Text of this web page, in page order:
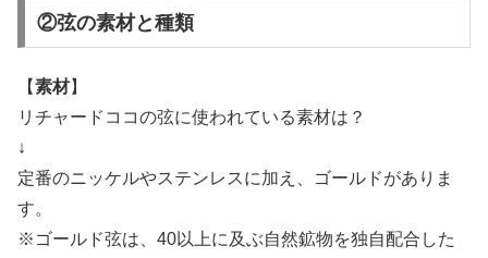
②弦の素材と種類
【素材】
リチャードココの弦に使われている素材は？
↓
定番のニッケルやステンレスに加え、ゴールドがありま
す。
※ゴールド弦は、40以上に及ぶ自然鉱物を独自配合した